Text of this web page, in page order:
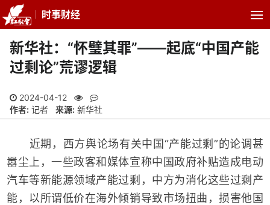
时事财经
新华社：“怀璧其罪”——起底“中国产能
过剩论”荒谬逻辑
2024-04-12
作者: 记者 来源: 新华社
近期，西方舆论场有关中国“产能过剩”的论调甚
嚣尘上，一些政客和媒体宣称中国政府补贴造成电动
汽车等新能源领域产能过剩，中方为消化这些过剩产
能，以所谓低价在海外倾销导致市场扭曲，损害他国